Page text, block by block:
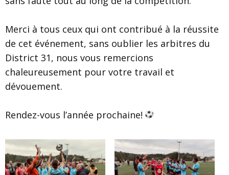
Merci à tous ceux qui ont contribué à la réussite
de cet événement, sans oublier les arbitres du
District 31, nous vous remercions
chaleureusement pour votre travail et
dévouement.
Rendez-vous l’année prochaine!